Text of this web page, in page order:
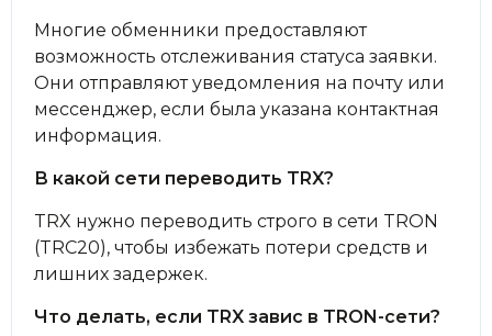
Многие обменники предоставляют
возможность отслеживания статуса заявки.
Они отправляют уведомления на почту или
мессенджер, если была указана контактная
информация.
В какой сети переводить TRX?
TRX нужно переводить строго в сети TRON
(TRC20), чтобы избежать потери средств и
лишних задержек.
Что делать, если TRX завис в TRON-сети?